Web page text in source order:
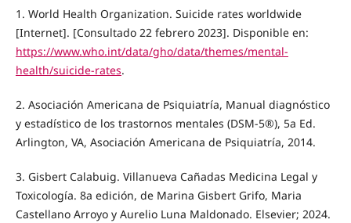
1. World Health Organization. Suicide rates worldwide
[Internet]. [Consultado 22 febrero 2023]. Disponible en:
https://www.who.int/data/gho/data/themes/mental-
health/suicide-rates.
2. Asociación Americana de Psiquiatría, Manual diagnóstico
y estadístico de los trastornos mentales (DSM-5®), 5a Ed.
Arlington, VA, Asociación Americana de Psiquiatría, 2014.
3. Gisbert Calabuig. Villanueva Cañadas Medicina Legal y
Toxicología. 8a edición, de Marina Gisbert Grifo, Maria
Castellano Arroyo y Aurelio Luna Maldonado. Elsevier; 2024.